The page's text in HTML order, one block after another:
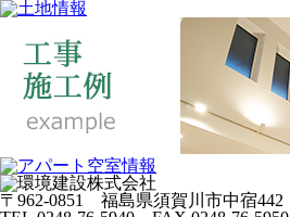
〒962-0851 福島県須賀川市中宿442